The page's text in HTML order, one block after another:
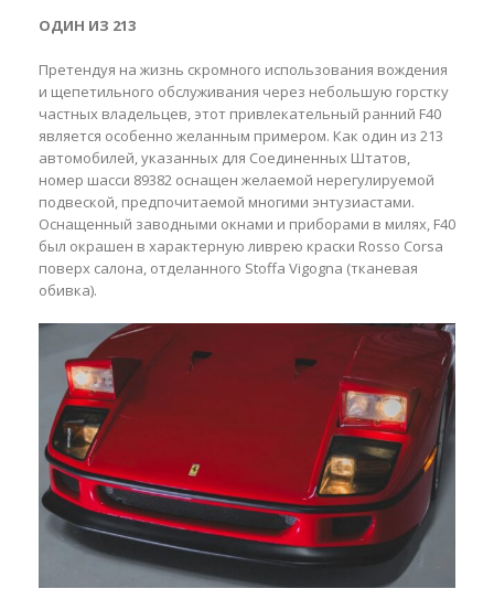
ОДИН ИЗ 213
Претендуя на жизнь скромного использования вождения
и щепетильного обслуживания через небольшую горстку
частных владельцев, этот привлекательный ранний F40
является особенно желанным примером. Как один из 213
автомобилей, указанных для Соединенных Штатов,
номер шасси 89382 оснащен желаемой нерегулируемой
подвеской, предпочитаемой многими энтузиастами.
Оснащенный заводными окнами и приборами в милях, F40
был окрашен в характерную ливрею краски Rosso Corsa
поверх салона, отделанного Stoffa Vigogna (тканевая
обивка).